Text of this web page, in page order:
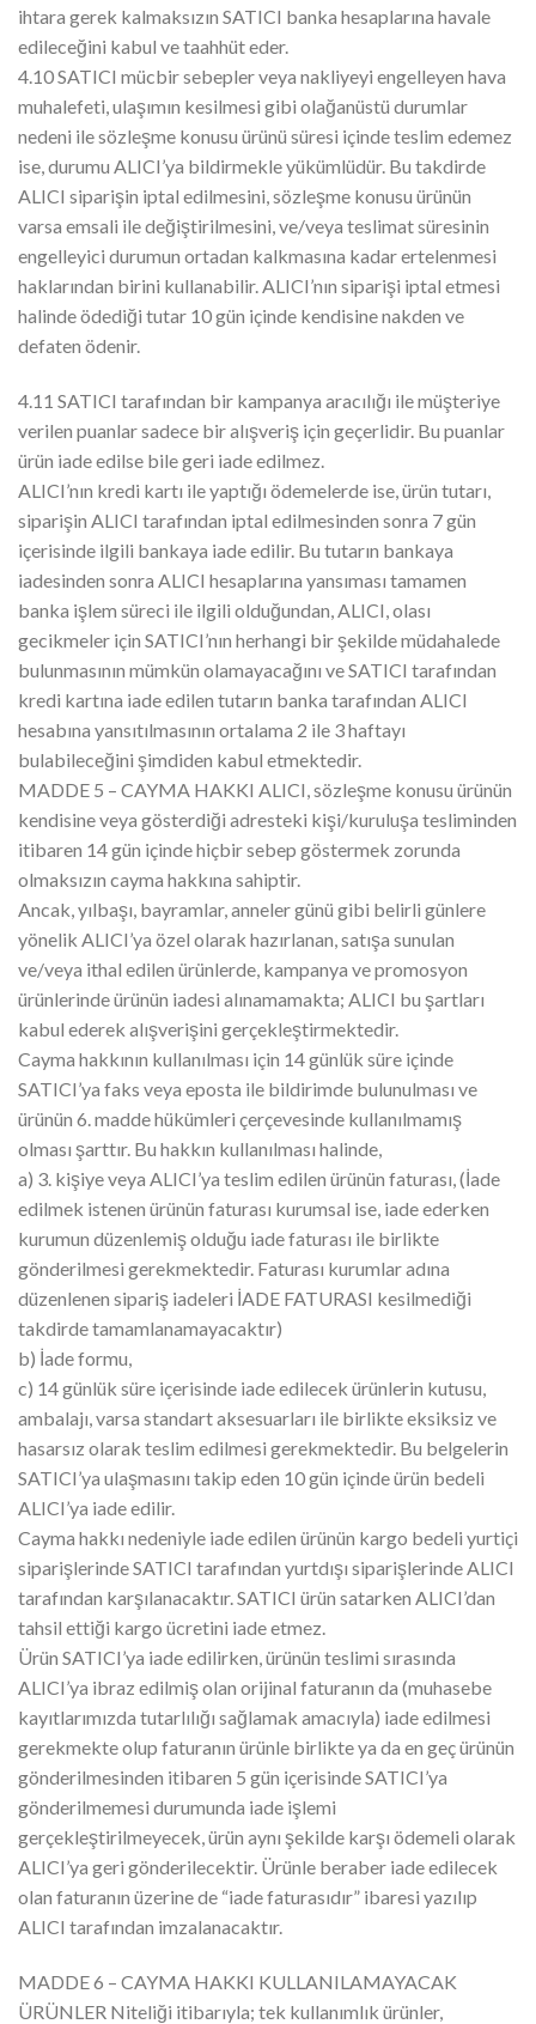
ihtara gerek kalmaksızın SATICI banka hesaplarına havale
edileceğini kabul ve taahhüt eder.
4.10 SATICI mücbir sebepler veya nakliyeyi engelleyen hava
muhalefeti, ulaşımın kesilmesi gibi olağanüstü durumlar
nedeni ile sözleşme konusu ürünü süresi içinde teslim edemez
ise, durumu ALICI’ya bildirmekle yükümlüdür. Bu takdirde
ALICI siparişin iptal edilmesini, sözleşme konusu ürünün
varsa emsali ile değiştirilmesini, ve/veya teslimat süresinin
engelleyici durumun ortadan kalkmasına kadar ertelenmesi
haklarından birini kullanabilir. ALICI’nın siparişi iptal etmesi
halinde ödediği tutar 10 gün içinde kendisine nakden ve
defaten ödenir.
4.11 SATICI tarafından bir kampanya aracılığı ile müşteriye
verilen puanlar sadece bir alışveriş için geçerlidir. Bu puanlar
ürün iade edilse bile geri iade edilmez.
ALICI’nın kredi kartı ile yaptığı ödemelerde ise, ürün tutarı,
siparişin ALICI tarafından iptal edilmesinden sonra 7 gün
içerisinde ilgili bankaya iade edilir. Bu tutarın bankaya
iadesinden sonra ALICI hesaplarına yansıması tamamen
banka işlem süreci ile ilgili olduğundan, ALICI, olası
gecikmeler için SATICI’nın herhangi bir şekilde müdahalede
bulunmasının mümkün olamayacağını ve SATICI tarafından
kredi kartına iade edilen tutarın banka tarafından ALICI
hesabına yansıtılmasının ortalama 2 ile 3 haftayı
bulabileceğini şimdiden kabul etmektedir.
MADDE 5 – CAYMA HAKKI ALICI, sözleşme konusu ürünün
kendisine veya gösterdiği adresteki kişi/kuruluşa tesliminden
itibaren 14 gün içinde hiçbir sebep göstermek zorunda
olmaksızın cayma hakkına sahiptir.
Ancak, yılbaşı, bayramlar, anneler günü gibi belirli günlere
yönelik ALICI’ya özel olarak hazırlanan, satışa sunulan
ve/veya ithal edilen ürünlerde, kampanya ve promosyon
ürünlerinde ürünün iadesi alınamamakta; ALICI bu şartları
kabul ederek alışverişini gerçekleştirmektedir.
Cayma hakkının kullanılması için 14 günlük süre içinde
SATICI’ya faks veya eposta ile bildirimde bulunulması ve
ürünün 6. madde hükümleri çerçevesinde kullanılmamış
olması şarttır. Bu hakkın kullanılması halinde,
a) 3. kişiye veya ALICI’ya teslim edilen ürünün faturası, (İade
edilmek istenen ürünün faturası kurumsal ise, iade ederken
kurumun düzenlemiş olduğu iade faturası ile birlikte
gönderilmesi gerekmektedir. Faturası kurumlar adına
düzenlenen sipariş iadeleri İADE FATURASI kesilmediği
takdirde tamamlanamayacaktır)
b) İade formu,
c) 14 günlük süre içerisinde iade edilecek ürünlerin kutusu,
ambalajı, varsa standart aksesuarları ile birlikte eksiksiz ve
hasarsız olarak teslim edilmesi gerekmektedir. Bu belgelerin
SATICI’ya ulaşmasını takip eden 10 gün içinde ürün bedeli
ALICI’ya iade edilir.
Cayma hakkı nedeniyle iade edilen ürünün kargo bedeli yurtiçi
siparişlerinde SATICI tarafından yurtdışı siparişlerinde ALICI
tarafından karşılanacaktır. SATICI ürün satarken ALICI’dan
tahsil ettiği kargo ücretini iade etmez.
Ürün SATICI’ya iade edilirken, ürünün teslimi sırasında
ALICI’ya ibraz edilmiş olan orijinal faturanın da (muhasebe
kayıtlarımızda tutarlılığı sağlamak amacıyla) iade edilmesi
gerekmekte olup faturanın ürünle birlikte ya da en geç ürünün
gönderilmesinden itibaren 5 gün içerisinde SATICI’ya
gönderilmemesi durumunda iade işlemi
gerçekleştirilmeyecek, ürün aynı şekilde karşı ödemeli olarak
ALICI’ya geri gönderilecektir. Ürünle beraber iade edilecek
olan faturanın üzerine de “iade faturasıdır” ibaresi yazılıp
ALICI tarafından imzalanacaktır.
MADDE 6 – CAYMA HAKKI KULLANILAMAYACAK
ÜRÜNLER Niteliği itibarıyla; tek kullanımlık ürünler,